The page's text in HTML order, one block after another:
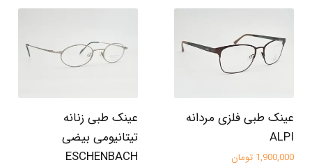
عینک طبی فلزی مردانه
ALPI
1,900,000 تومان
عینک طبی زنانه
تیتانیومی بیضی
ESCHENBACH